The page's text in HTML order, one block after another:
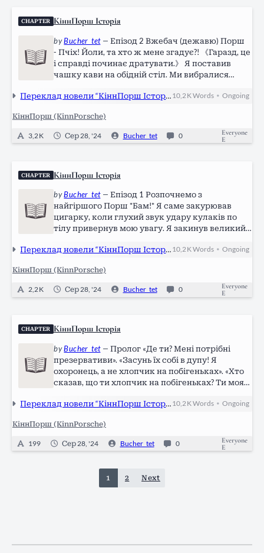
CHAPTER КіннПорш Історія
byBucher_tet— Епізод 2 Вжебач (дежавю) Порш
- Пчіх! Йоли, та хто ж мене згадує?! 《Гаразд, це
і справді починає дратувати.》 Я поставив
чашку кави на обідній стіл. Ми вибралися
корпусу факультету фізичної культури. Кинув
Переклад новели “КіннПорш Історія” за авторством Daemi 10,2 KWords •Ongoing
КіннПорш (KinnPorsche)
3,2 K Сер 28, '24 Bucher_tet 0
Everyone
E
CHAPTER КіннПорш Історія
byBucher_tet— Епізод 1 Розпочнемо з
найгіршого Порш *Бам!* Я саме закурював
цигарку, коли глухий звук удару кулаків по
тілу привернув мою увагу. Я закинув великий
підробляв. У полі мого зору з'явилася група з
Переклад новели “КіннПорш Історія” за авторством Daemi 10,2 KWords •Ongoing
КіннПорш (KinnPorsche)
2,2 K Сер 28, '24 Bucher_tet 0
Everyone
E
CHAPTER КіннПорш Історія
byBucher_tet— Пролог «Де ти? Мені потрібні
презервативи». «Засунь їх собі в дупу! Я
охоронець, а не хлопчик на побігеньках». «Хто
сказав, що ти хлопчик на побігеньках? Ти моя
жалюгідне існування. Окрім щоденної
Переклад новели “КіннПорш Історія” за авторством Daemi 10,2 KWords •Ongoing
КіннПорш (KinnPorsche)
199 Сер 28, '24 Bucher_tet 0
Everyone
E
1 2 Next